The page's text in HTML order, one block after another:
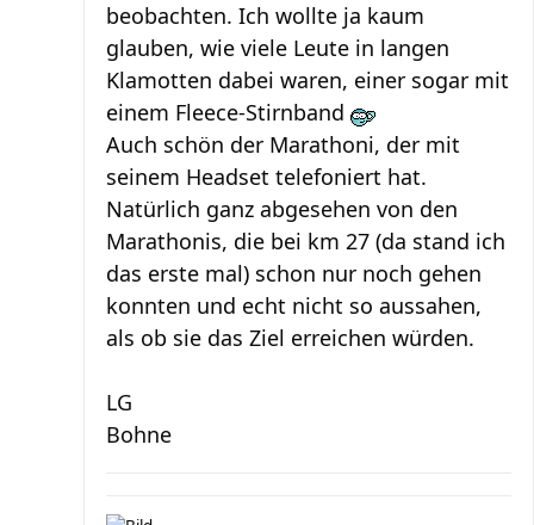
beobachten. Ich wollte ja kaum
glauben, wie viele Leute in langen
Klamotten dabei waren, einer sogar mit
einem Fleece-Stirnband
Auch schön der Marathoni, der mit
seinem Headset telefoniert hat.
Natürlich ganz abgesehen von den
Marathonis, die bei km 27 (da stand ich
das erste mal) schon nur noch gehen
konnten und echt nicht so aussahen,
als ob sie das Ziel erreichen würden.
LG
Bohne